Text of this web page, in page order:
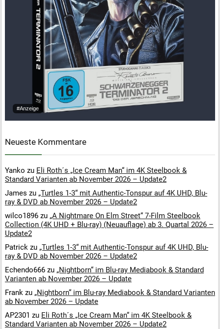
#Anzeige
Neueste Kommentare
Yanko zu Eli Roth´s „Ice Cream Man“ im 4K Steelbook &
Standard Varianten ab November 2026 – Update2
James zu „Turtles 1-3“ mit Authentic-Tonspur auf 4K UHD, Blu-
ray & DVD ab November 2026 – Update2
wilco1896 zu „A Nightmare On Elm Street“ 7-Film Steelbook
Collection (4K UHD + Blu-ray) (Neuauflage) ab 3. Quartal 2026 –
Update2
Patrick zu „Turtles 1-3“ mit Authentic-Tonspur auf 4K UHD, Blu-
ray & DVD ab November 2026 – Update2
Echendo666 zu „Nightborn“ im Blu-ray Mediabook & Standard
Varianten ab November 2026 – Update
Frank zu „Nightborn“ im Blu-ray Mediabook & Standard Varianten
ab November 2026 – Update
AP2301 zu Eli Roth´s „Ice Cream Man“ im 4K Steelbook &
Standard Varianten ab November 2026 – Update2